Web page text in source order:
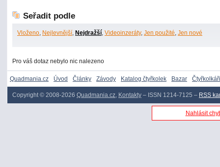
Seřadit podle
Vloženo, Nejlevnější, Nejdražší, Videoinzeráty, Jen použité, Jen nové
Pro váš dotaz nebylo nic nalezeno
Quadmania.cz Úvod Články Závody Katalog čtyřkolek Bazar Čtyřkolkáři
Copyright © 2008-2026 Quadmania.cz, Kontakty – ISSN 1214-7125 – RSS
Nahlásit